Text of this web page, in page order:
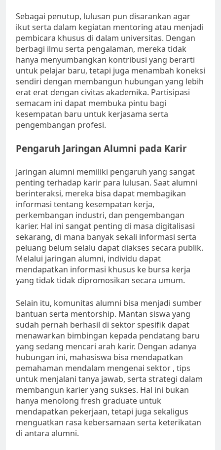
Sebagai penutup, lulusan pun disarankan agar
ikut serta dalam kegiatan mentoring atau menjadi
pembicara khusus di dalam universitas. Dengan
berbagi ilmu serta pengalaman, mereka tidak
hanya menyumbangkan kontribusi yang berarti
untuk pelajar baru, tetapi juga menambah koneksi
sendiri dengan membangun hubungan yang lebih
erat erat dengan civitas akademika. Partisipasi
semacam ini dapat membuka pintu bagi
kesempatan baru untuk kerjasama serta
pengembangan profesi.
Pengaruh Jaringan Alumni pada Karir
Jaringan alumni memiliki pengaruh yang sangat
penting terhadap karir para lulusan. Saat alumni
berinteraksi, mereka bisa dapat membagikan
informasi tentang kesempatan kerja,
perkembangan industri, dan pengembangan
karier. Hal ini sangat penting di masa digitalisasi
sekarang, di mana banyak sekali informasi serta
peluang belum selalu dapat diakses secara publik.
Melalui jaringan alumni, individu dapat
mendapatkan informasi khusus ke bursa kerja
yang tidak tidak dipromosikan secara umum.
Selain itu, komunitas alumni bisa menjadi sumber
bantuan serta mentorship. Mantan siswa yang
sudah pernah berhasil di sektor spesifik dapat
menawarkan bimbingan kepada pendatang baru
yang sedang mencari arah karir. Dengan adanya
hubungan ini, mahasiswa bisa mendapatkan
pemahaman mendalam mengenai sektor , tips
untuk menjalani tanya jawab, serta strategi dalam
membangun karier yang sukses. Hal ini bukan
hanya menolong fresh graduate untuk
mendapatkan pekerjaan, tetapi juga sekaligus
menguatkan rasa kebersamaan serta keterikatan
di antara alumni.